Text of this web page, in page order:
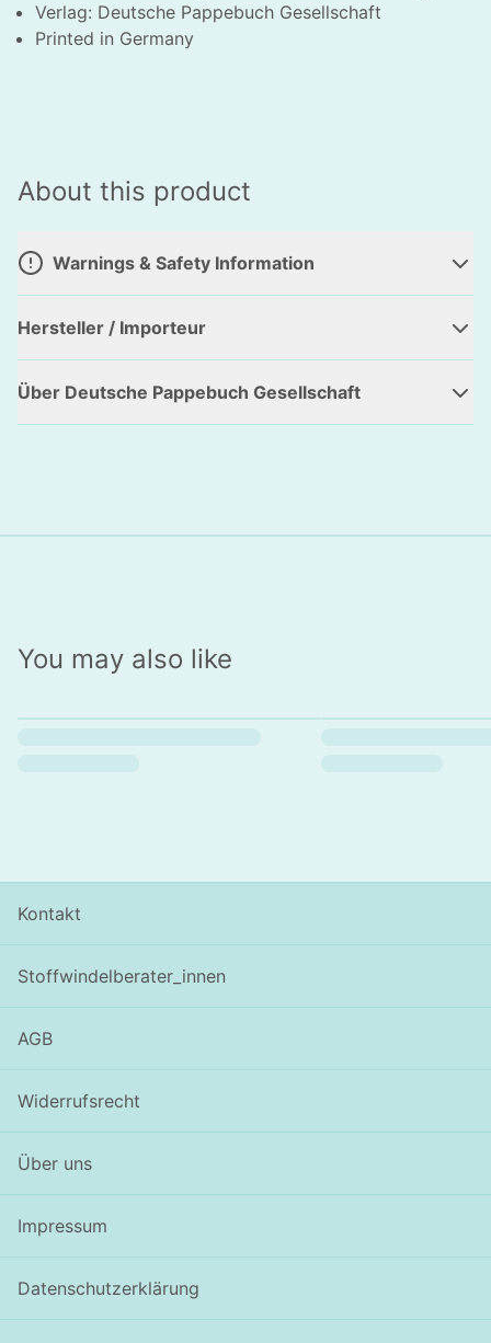
Verlag: Deutsche Pappebuch Gesellschaft
Printed in Germany
About this product
Warnings & Safety Information
Hersteller / Importeur
Über Deutsche Pappebuch Gesellschaft
You may also like
Kontakt
Stoffwindelberater_innen
AGB
Widerrufsrecht
Über uns
Impressum
Datenschutzerklärung